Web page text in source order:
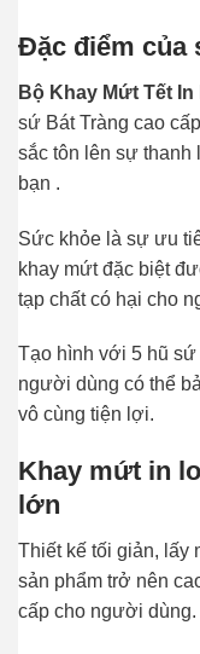
Đặc điểm của
Bộ Khay Mứt Tết In
sứ Bát Tràng cao
sắc tôn lên sự thanh
bạn .
Sức khỏe là sự ưu
khay mứt đặc biệt
tạp chất có hại cho
Tạo hình với 5 hũ sứ
người dùng có thể
vô cùng tiện lợi.
Khay mứt in
lớn
Thiết kế tối giản, lấy
sản phẩm trở nên
cấp cho người dùng.